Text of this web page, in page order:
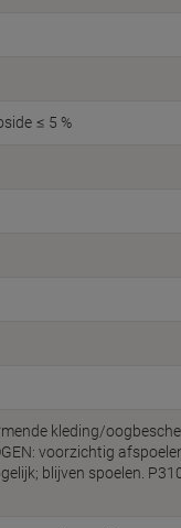
≤ 5 %
kleding/
voorzichtig
blijven spoelen.